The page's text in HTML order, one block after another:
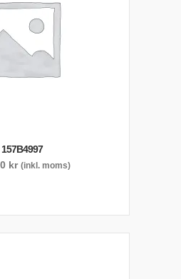
157B4997
kr (inkl. moms)